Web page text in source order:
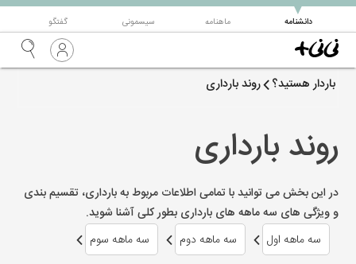
دانشنامه
▼ ماهنامه سیسمونی گفتگو
باردار هستید؟ روند بارداری
روند بارداری
در این بخش می توانید با تمامی اطلاعات مربوط به بارداری، تقسیم بندی
و ویژگی های سه ماهه های بارداری بطور کلی آشنا شوید.
سه ماهه اول
سه ماهه دوم سه ماهه سوم